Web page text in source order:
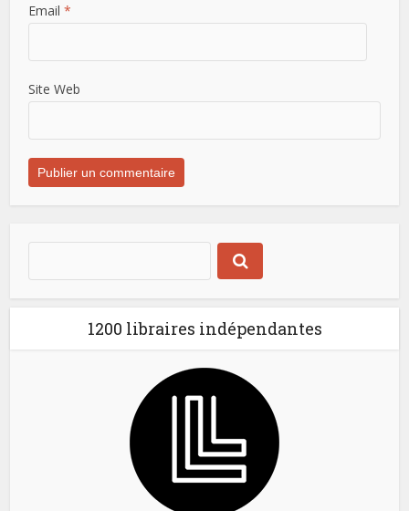
Email *
Site Web
1200 libraires indépendantes